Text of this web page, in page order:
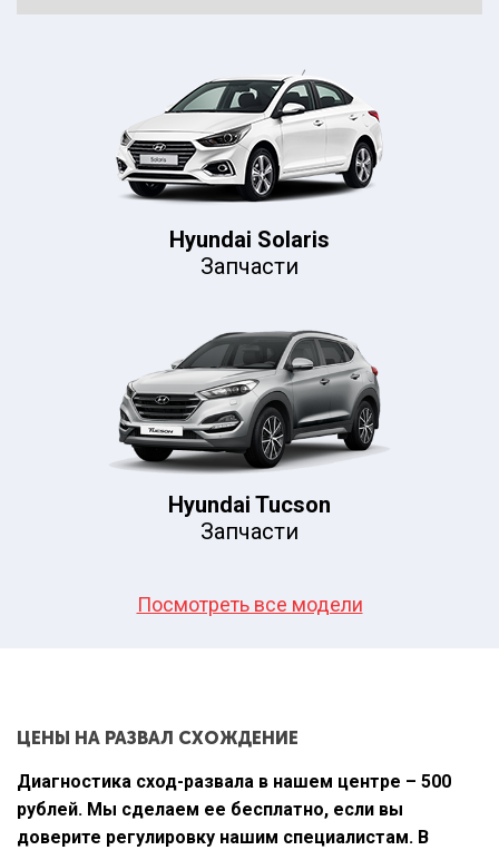
Hyundai Solaris
Запчасти
Hyundai Tucson
Запчасти
Посмотреть все модели
ЦЕНЫ НА РАЗВАЛ СХОЖДЕНИЕ
Диагностика сход-развала в нашем центре – 500
рублей. Мы сделаем ее бесплатно, если вы
доверите регулировку нашим специалистам. В